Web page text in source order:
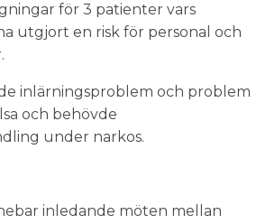
för 3 patienter vars
utgjort en risk för personal och
inlärningsproblem och problem
och behövde
under narkos.
inledande möten mellan